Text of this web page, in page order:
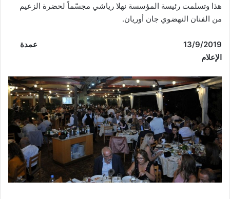
هذا وتسلمت رئيسة المؤسسة نهلا رياشي مجسّماً لحضرة الزعيم
من الفنان النهضوي جان أوريان.
13/9/2019 عمدة
الإعلام